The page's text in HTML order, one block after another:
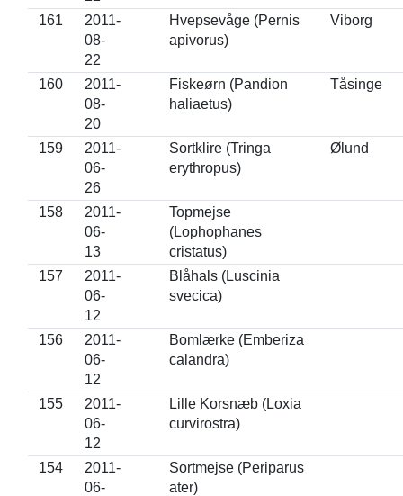
161
2011-
08-
22
Hvepsevåge (Pernis
apivorus)
Viborg
160
2011-
08-
20
Fiskeørn (Pandion
haliaetus)
Tåsinge
159
2011-
06-
26
Sortklire (Tringa
erythropus)
Ølund
158
2011-
06-
13
Topmejse
(Lophophanes
cristatus)
157
2011-
06-
12
Blåhals (Luscinia
svecica)
156
2011-
06-
12
Bomlærke (Emberiza
calandra)
155
2011-
06-
12
Lille Korsnæb (Loxia
curvirostra)
154
2011-
06-
Sortmejse (Periparus
ater)